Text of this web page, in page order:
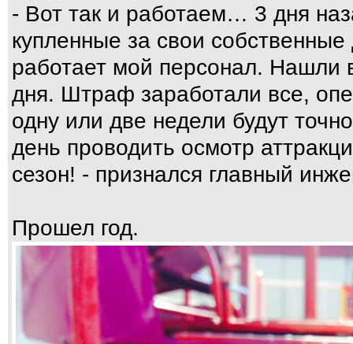
- Вот так и работаем… 3 дня
купленные за свои
работает мой персонал. Нашли
дня. Штраф заработали все,
одну или две недели будут
день проводить осмотр
сезон! - признался главный
Прошел год.